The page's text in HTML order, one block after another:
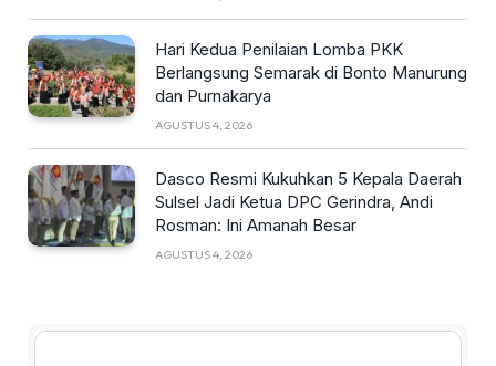
Hari Kedua Penilaian Lomba PKK
Berlangsung Semarak di Bonto Manurung
dan Purnakarya
AGUSTUS 4, 2026
Dasco Resmi Kukuhkan 5 Kepala Daerah
Sulsel Jadi Ketua DPC Gerindra, Andi
Rosman: Ini Amanah Besar
AGUSTUS 4, 2026